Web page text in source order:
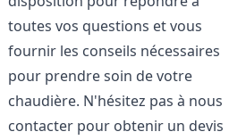
toutes vos questions et vous
fournir les conseils nécessaires
pour prendre soin de votre
chaudière. N'hésitez pas à nous
contacter pour obtenir un devis